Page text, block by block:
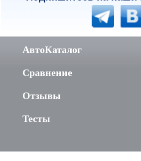
АвтоКаталог
Сравнение
Отзывы
Тесты